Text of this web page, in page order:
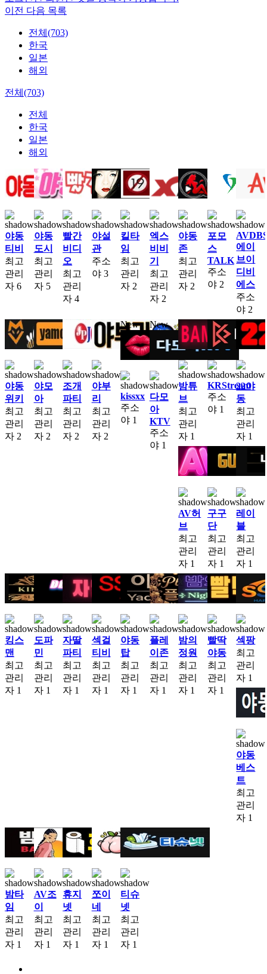
이전 다음 목록
전체(703)
한국
일본
해외
전체(703)
전체
한국
일본
해외
야동
티비
최고
관리
자 6
야동
도시
최고
관리
자 5
빨간
비디
오
최고
관리
자 4
야설
관
주소
야 3
킬타
임
최고
관리
자 2
엑스
비비
기
최고
관리
자 2
야동
존
최고
관리
자 2
포모
스
TALK
주소
야 2
에이
브이
디비
에스
주소
야 2
야동
위키
최고
관리
자 2
야모
아
최고
관리
자 2
조개
파티
최고
관리
자 2
야부
리
최고
관리
자 2
New
kissxx
주소
야 1
New
다모
아
KTV
주소
야 1
밤튜
브
최고
관리
자 1
KRStream
주소
야 1
22야
동
최고
관리
자 1
AV허
브
최고
관리
자 1
구구
단
최고
관리
자 1
레이
블
최고
관리
자 1
킹스
맨
최고
관리
자 1
도파
민
최고
관리
자 1
자딸
파티
최고
관리
자 1
섹걸
티비
최고
관리
자 1
야동
탑
최고
관리
자 1
플레
이존
최고
관리
자 1
밤의
정원
최고
관리
자 1
빨딱
야동
최고
관리
자 1
섹팡
최고
관리
자 1
야동
베스
트
최고
관리
자 1
밤타
임
최고
관리
자 1
AV조
이
최고
관리
자 1
휴지
넷
최고
관리
자 1
쪼이
네
최고
관리
자 1
티슈
넷
최고
관리
자 1